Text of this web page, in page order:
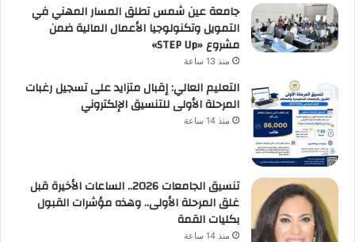
جامعة عين شمس تطلق المسار المهني في
التمويل وتكنولوجيا الأعمال المالية ضمن
مشروع «STEP Up»
منذ 13 ساعة
التعليم العالي: إقبال متزايد على تسجيل رغبات
المرحلة الأولى للتنسيق الإلكتروني
منذ 14 ساعة
تنسيق الجامعات 2026.. الساعات الأخيرة قبل
غلق المرحلة الأولى.. وهذه مؤشرات القبول
بكليات القمة
منذ 14 ساعة